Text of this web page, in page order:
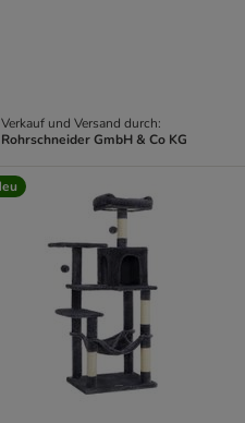
Verkauf und Versand durch:
Rohrschneider GmbH & Co KG